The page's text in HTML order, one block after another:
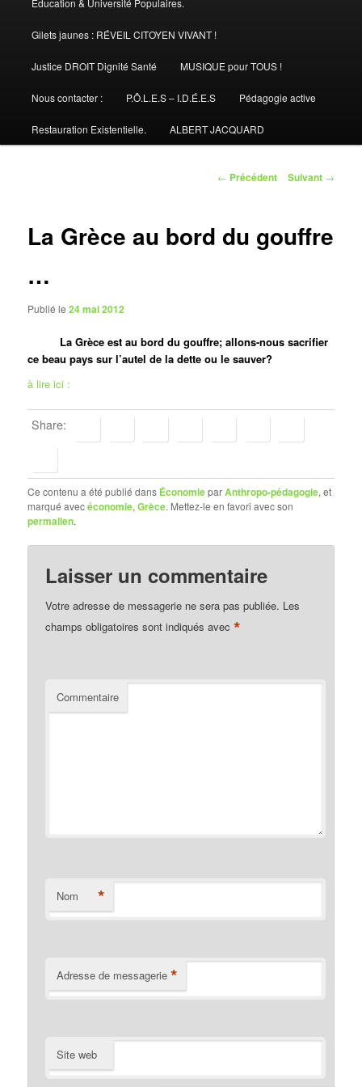
Gilets jaunes : RÉVEIL CITOYEN VIVANT !
Justice DROIT Dignité Santé MUSIQUE pour TOUS !
Nous contacter : P.Ô.L.E.S – I.D.É.E.S Pédagogie active
Restauration Existentielle. ALBERT JACQUARD
Navigation
← Précédent Suivant →
La Grèce au bord du gouffre
…
Publié le24 mai 2012
La Grèce est au bord du gouffre; allons-nous sacrifier
ce beau pays sur l’autel de la dette ou le sauver?
à lire ici :
Share:
Ce contenu a été publié dans ÉconomieparAnthropo-pédagogie, et
marqué avecéconomie,Grèce. Mettez-le en favori avec son
permalien.
Laisser un commentaire
Votre adresse de messagerie ne sera pas publiée. Les
champs obligatoires sont indiqués avec*
Commentaire
Nom *
Adresse de messagerie *
Site web